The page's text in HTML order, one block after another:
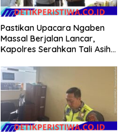
Pastikan Upacara Ngaben
Massal Berjalan Lancar,
Kapolres Serahkan Tali Asih